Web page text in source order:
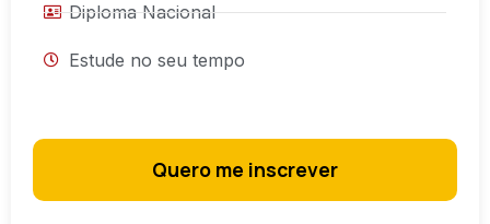
Diploma Nacional
Estude no seu tempo
Quero me inscrever